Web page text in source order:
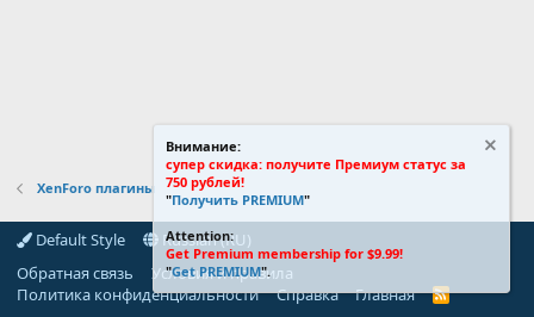
XenForo плагины
Default Style
Russian (RU)
Обратная связь
Условия и правила
Политика конфиденциальности
Справка Главная
R
Внимание:
супер скидка: получите Премиум статус за
750 рублей!
"Получить PREMIUM"
Attention:
Get Premium membership for $9.99!
"Get PREMIUM".